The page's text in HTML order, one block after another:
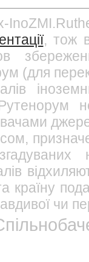
, тож
(для
країну
чи